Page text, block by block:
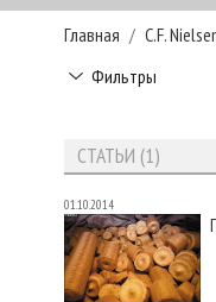
Главная C.F.
Фильтры
СТАТЬИ (1)
01.10.2014